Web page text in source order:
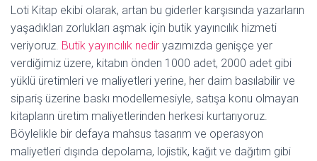
Loti Kitap ekibi olarak, artan bu giderler karşısında yazarların
yaşadıkları zorlukları aşmak için butik yayıncılık hizmeti
veriyoruz. Butik yayıncılık nedir yazımızda genişçe yer
verdiğimiz üzere, kitabın önden 1000 adet, 2000 adet gibi
yüklü üretimleri ve maliyetleri yerine, her daim basılabilir ve
sipariş üzerine baskı modellemesiyle, satışa konu olmayan
kitapların üretim maliyetlerinden herkesi kurtarıyoruz.
Böylelikle bir defaya mahsus tasarım ve operasyon
maliyetleri dışında depolama, lojistik, kağıt ve dağıtım gibi